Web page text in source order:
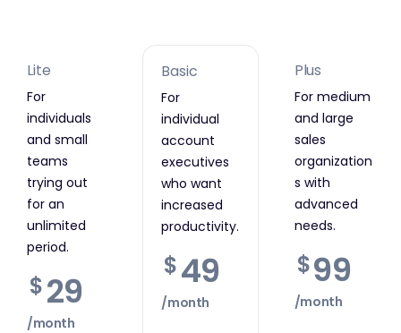
Lite
For
individuals
and small
teams
trying out
for an
unlimited
period.
$29
/month
Basic
For
individual
account
executives
who want
increased
productivity.
$49
/month
Plus
For medium
and large
sales
organization
s with
advanced
needs.
$99
/month